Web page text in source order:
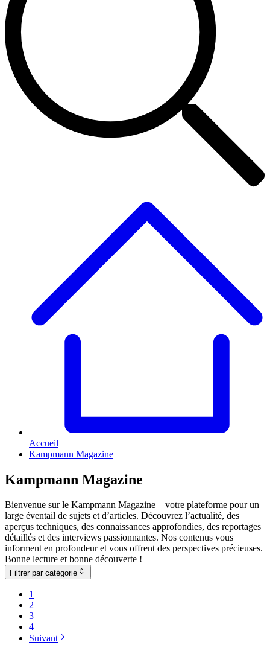
Accueil
Kampmann Magazine
Kampmann Magazine
Bienvenue sur le Kampmann Magazine – votre plateforme pour un
large éventail de sujets et d’articles. Découvrez l’actualité, des
aperçus techniques, des connaissances approfondies, des reportages
détaillés et des interviews passionnantes. Nos contenus vous
informent en profondeur et vous offrent des perspectives précieuses.
Bonne lecture et bonne découverte !
Filtrer par catégorie
1
2
3
4
Suivant